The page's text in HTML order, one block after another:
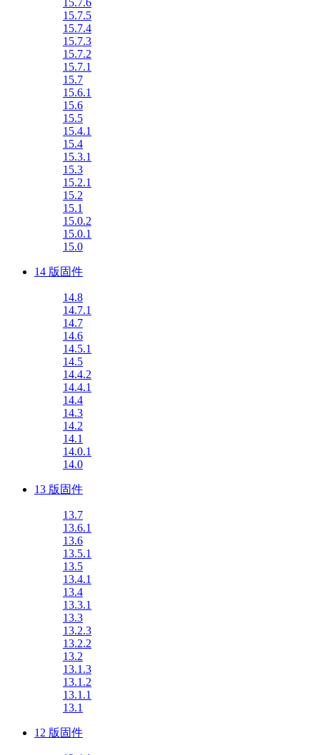
15.7.6
15.7.5
15.7.4
15.7.3
15.7.2
15.7.1
15.7
15.6.1
15.6
15.5
15.4.1
15.4
15.3.1
15.3
15.2.1
15.2
15.1
15.0.2
15.0.1
15.0
14 版固件
14.8
14.7.1
14.7
14.6
14.5.1
14.5
14.4.2
14.4.1
14.4
14.3
14.2
14.1
14.0.1
14.0
13 版固件
13.7
13.6.1
13.6
13.5.1
13.5
13.4.1
13.4
13.3.1
13.3
13.2.3
13.2.2
13.2
13.1.3
13.1.2
13.1.1
13.1
12 版固件